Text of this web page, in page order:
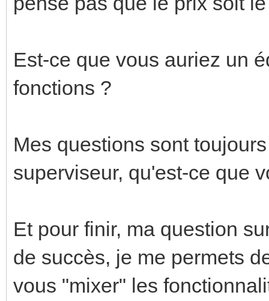
Est-ce que vous auriez un
fonctions ?
Mes questions sont
superviseur, qu'est-ce que
Et pour finir, ma question
de succès, je me permets
vous "mixer" les